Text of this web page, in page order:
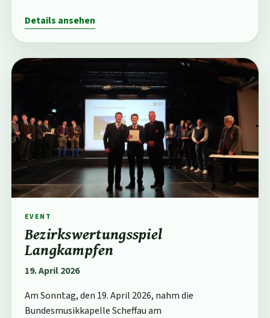
Details ansehen
EVENT
Bezirkswertungsspiel
Langkampfen
19. April 2026
Am Sonntag, den 19. April 2026, nahm die
Bundesmusikkapelle Scheffau am